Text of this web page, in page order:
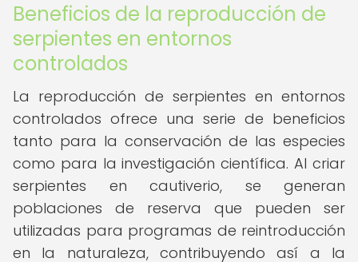
Beneficios de la reproducción de
serpientes en entornos
controlados
La reproducción de serpientes en entornos
controlados ofrece una serie de beneficios
tanto para la conservación de las especies
como para la investigación científica. Al criar
serpientes en cautiverio, se generan
poblaciones de reserva que pueden ser
utilizadas para programas de reintroducción
en la naturaleza, contribuyendo así a la